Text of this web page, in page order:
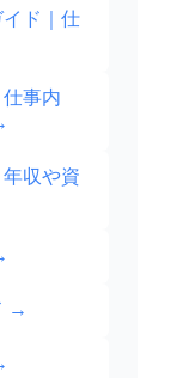
ド｜仕
事内
収や資
→